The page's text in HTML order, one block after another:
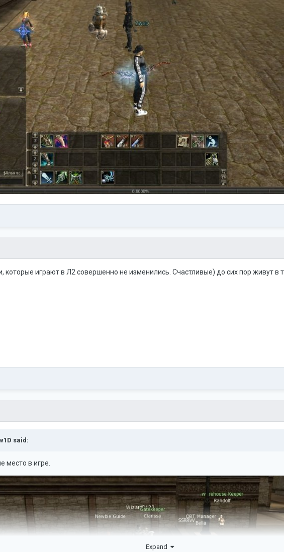
которые играют в Л2 совершенно не изменились. Счастливые) до сих пор живут в
said:
место в игре.
Expand